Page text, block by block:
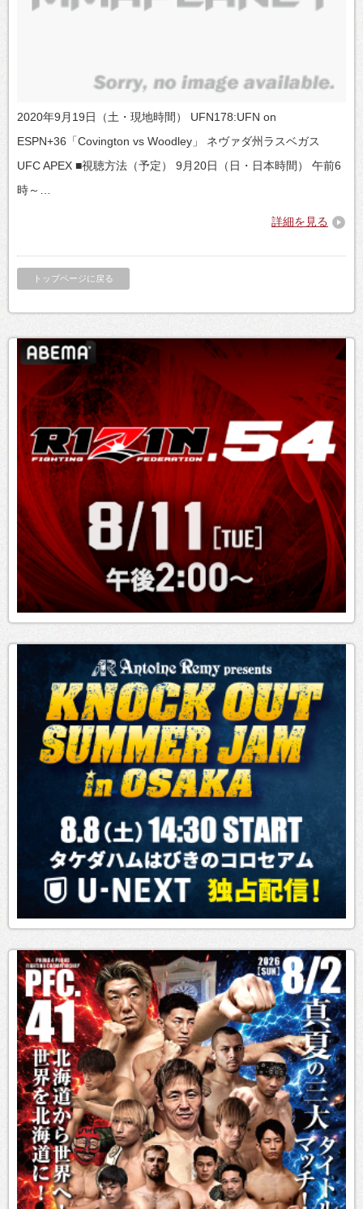
2020年9月19日（土・現地時間） UFN178:UFN on
ESPN+36「Covington vs Woodley」 ネヴァダ州ラスベガス
UFC APEX ■視聴方法（予定） 9月20日（日・日本時間） 午前6
時～…
詳細を見る
トップページに戻る